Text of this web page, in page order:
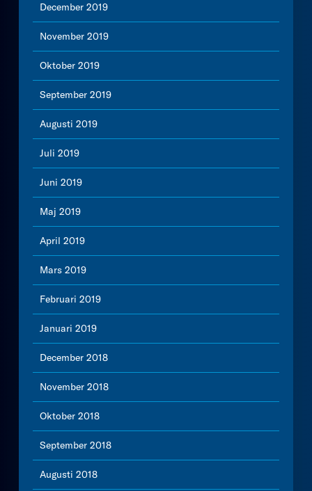
December 2019
November 2019
Oktober 2019
September 2019
Augusti 2019
Juli 2019
Juni 2019
Maj 2019
April 2019
Mars 2019
Februari 2019
Januari 2019
December 2018
November 2018
Oktober 2018
September 2018
Augusti 2018